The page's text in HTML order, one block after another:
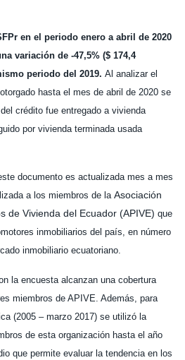
en el periodo enero a abril de 2020
variación de -47,5% ($ 174,4
periodo del 2019. Al analizar el
hasta el mes de abril de 2020 se
crédito fue entregado a vivienda
por vivienda terminada usada
documento es actualizada mes a mes
a los miembros de la Asociación
de Vivienda del Ecuador (APIVE) que
inmobiliarios del país, en número
inmobiliario ecuatoriano.
la encuesta alcanzan una cobertura
miembros de APIVE. Además, para
(2005 – marzo 2017) se utilizó la
de esta organización hasta el año
que permite evaluar la tendencia en los